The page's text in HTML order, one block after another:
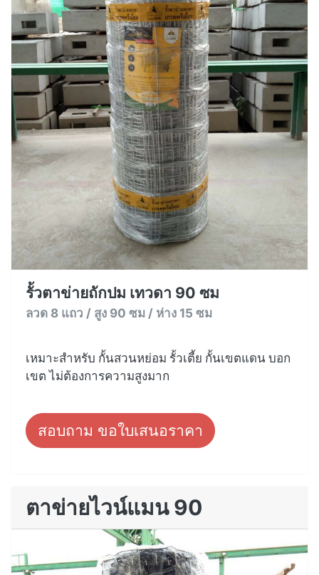
รั้วตาข่ายถักปม เทวดา 90 ซม
ลวด 8 แถว / สูง 90 ซม / ห่าง 15 ซม
เหมาะสำหรับ กั้นสวนหย่อม รั้วเตี้ย กั้นเขตแดน บอก
เขต ไม่ต้องการความสูงมาก
สอบถาม ขอใบเสนอราคา
ตาข่ายไวน์แมน 90